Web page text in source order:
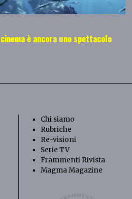
è ancora uno spettacolo
Chi siamo
Rubriche
Re-visioni
Serie TV
Frammenti Rivista
Magma Magazine